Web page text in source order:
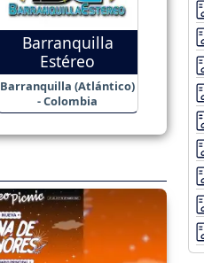
Barranquilla
Estéreo
Barranquilla (Atlántico)
- Colombia